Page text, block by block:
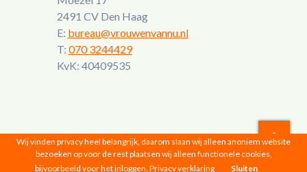
2491 CV Den Haag
E: bureau@vrouwenvannu.nl
T: 070 3244429
KvK: 40409535
Vrouwen van Nu © 2026 |Privacyverklaring
Wij vinden privacy heel belangrijk, daarom slaan wij alleen anoniem website
bezoeken op voor de rest plaatsen wij alleen functionele cookies,
bijvoorbeeld voor het inloggen. Privacy verklaring Sluiten